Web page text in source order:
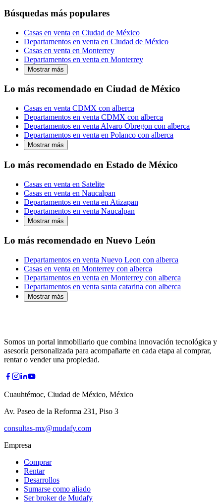
Búsquedas más populares
Casas en venta en Ciudad de México
Departamentos en venta en Ciudad de México
Casas en venta en Monterrey
Departamentos en venta en Monterrey
Mostrar más
Lo más recomendado en Ciudad de México
Casas en venta CDMX con alberca
Departamentos en venta CDMX con alberca
Departamentos en venta Alvaro Obregon con alberca
Departamentos en venta en Polanco con alberca
Mostrar más
Lo más recomendado en Estado de México
Casas en venta en Satelite
Casas en venta en Naucalpan
Departamentos en venta en Atizapan
Departamentos en venta Naucalpan
Mostrar más
Lo más recomendado en Nuevo León
Departamentos en venta Nuevo Leon con alberca
Casas en venta en Monterrey con alberca
Departamentos en venta en Monterrey con alberca
Departamentos en venta santa catarina con alberca
Mostrar más
Somos un portal inmobiliario que combina innovación tecnológica y
asesoría personalizada para acompañarte en cada etapa al comprar,
rentar o vender una propiedad.
Cuauhtémoc, Ciudad de México, México
Av. Paseo de la Reforma 231, Piso 3
consultas-mx@mudafy.com
Empresa
Comprar
Rentar
Desarrollos
Sumarse como aliado
Ser broker de Mudafy